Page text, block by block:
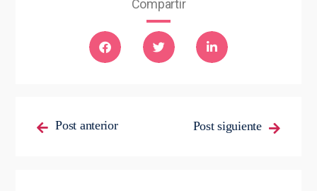
Compartir
Post anterior Post siguiente